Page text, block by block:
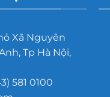
Xã Nguyên
Tp Hà Nội,
581 0100